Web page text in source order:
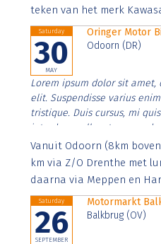
teken van het merk
Saturday
30
MAY
Oringer Motor
Odoorn (DR)
Lorem ipsum dolor sit amet,
elit. Suspendisse varius
tristique. Duis cursus, mi
interdum nulla, ut
Aenean faucibus nibh et
imperdiet. Nunc ut sem vitae
Vanuit Odoorn (8km
km via Z/O Drenthe met
daarna via Meppen en
Saturday
26
SEPTEMBER
Motormarkt
Balkbrug (OV)